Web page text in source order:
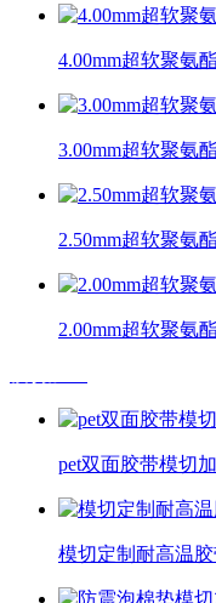
4.00mm超软聚氨
3.00mm超软聚氨
2.50mm超软聚氨
2.00mm超软聚氨
pet双面胶带模切
模切定制耐高温